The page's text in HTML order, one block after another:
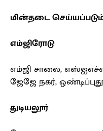
மின்தடை
எம்ஜிரோடு
எம்ஜி சாலை,
ஜேஜே நகர்,
துடியலூர்